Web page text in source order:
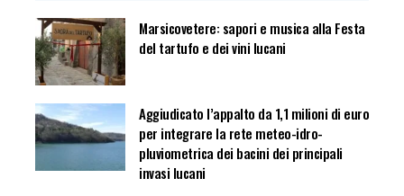
Marsicovetere: sapori e musica alla Festa
del tartufo e dei vini lucani
Aggiudicato l’appalto da 1,1 milioni di euro
per integrare la rete meteo-idro-
pluviometrica dei bacini dei principali
invasi lucani